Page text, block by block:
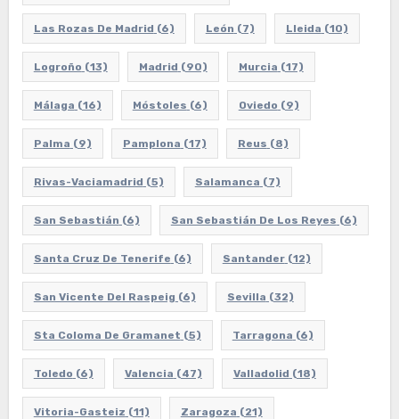
Las Rozas De Madrid (6) León (7) Lleida (10)
Logroño (13) Madrid (90) Murcia (17)
Málaga (16) Móstoles (6) Oviedo (9)
Palma (9) Pamplona (17) Reus (8)
Rivas-Vaciamadrid (5) Salamanca (7)
San Sebastián (6) San Sebastián De Los Reyes (6)
Santa Cruz De Tenerife (6) Santander(12)
San Vicente Del Raspeig (6) Sevilla (32)
Sta Coloma De Gramanet (5) Tarragona (6)
Toledo (6) Valencia (47) Valladolid (18)
Vitoria-Gasteiz (11) Zaragoza (21)